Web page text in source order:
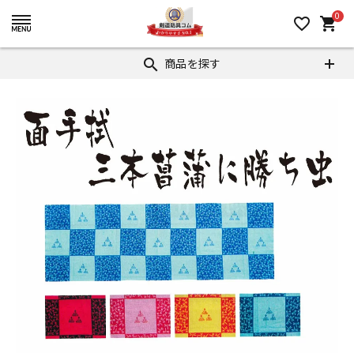
favorite_border 0
shopping_cart
search 商品を探す